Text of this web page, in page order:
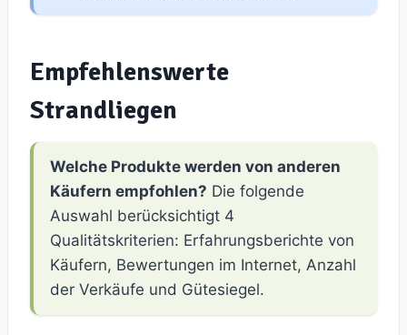
Empfehlenswerte
Strandliegen
Welche Produkte werden von anderen
Käufern empfohlen? Die folgende
Auswahl berücksichtigt 4
Qualitätskriterien: Erfahrungsberichte von
Käufern, Bewertungen im Internet, Anzahl
der Verkäufe und Gütesiegel.